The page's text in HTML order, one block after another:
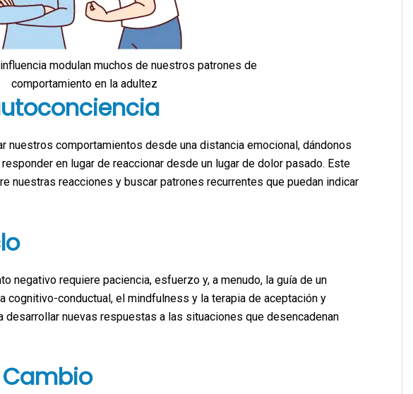
modulan muchos de nuestros patrones de
comportamiento en la adultez
nuestros comportamientos desde una distancia emocional, dándonos
en lugar de reaccionar desde un lugar de dolor pasado. Este
nuestras reacciones y buscar patrones recurrentes que puedan indicar
negativo requiere paciencia, esfuerzo y, a menudo, la guía de un
cognitivo-conductual, el mindfulness y la terapia de aceptación y
nuevas respuestas a las situaciones que desencadenan